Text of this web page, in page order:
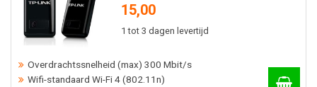
15,00
1 tot 3 dagen levertijd
Overdrachtssnelheid (max) 300 Mbit/s
Wifi-standaard Wi-Fi 4 (802.11n)